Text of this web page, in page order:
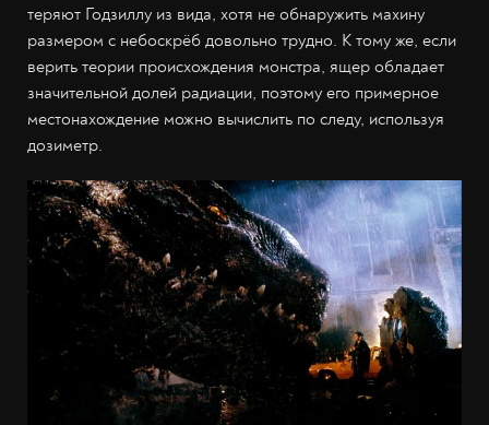
теряют Годзиллу из вида, хотя не обнаружить махину
размером с небоскрёб довольно трудно. К тому же, если
верить теории происхождения монстра, ящер обладает
значительной долей радиации, поэтому его примерное
местонахождение можно вычислить по следу, используя
дозиметр.